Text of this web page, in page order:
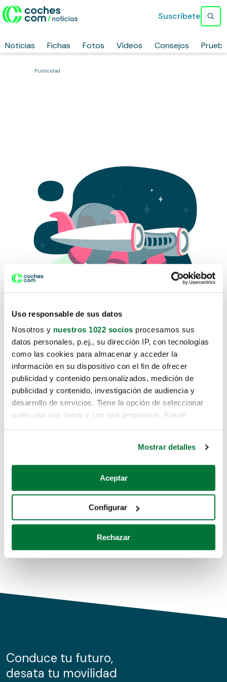
Uso responsable de sus datos
Nosotros y nuestros 1022 socios procesamos sus
datos personales, p.ej., su dirección IP, con tecnologías
como las cookies para almacenar y acceder la
información en su dispositivo con el fin de ofrecer
publicidad y contenido personalizados, medición de
publicidad y contenido, investigación de audiencia y
desarrollo de servicios. Tiene la opción de seleccionar
quién usa sus datos y con qué propósitos. Puede
Si lo permite, también quisiéramos:
Recopilar información sobre su ubicación geográfica
Identificar su dispositivo analizándolo activamente
para buscar características específicas (huellas
Obtenga más información sobre cómo se procesan sus
de cookies.
información sobre el uso que haga del sitio web con
nuestros partners de redes sociales, publicidad y análisis
Mostrar detalles
Aceptar
Configurar
Rechazar
Noticias Fichas Fotos Vídeos Consejos
Suscríbete
Publicidad
Lo sentimos, no sabemos como
te hemos traido hasta aquí.
Pero puedes encontrar el coche que estás
buscando en alguno de estos enlaces:
Coches de segunda mano
Coches de km0
Conduce tu futuro,
desata tu movilidad